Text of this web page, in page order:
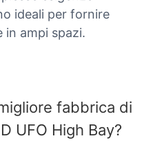
ideali per fornire
in ampi spazi.
fabbrica di
UFO High Bay?